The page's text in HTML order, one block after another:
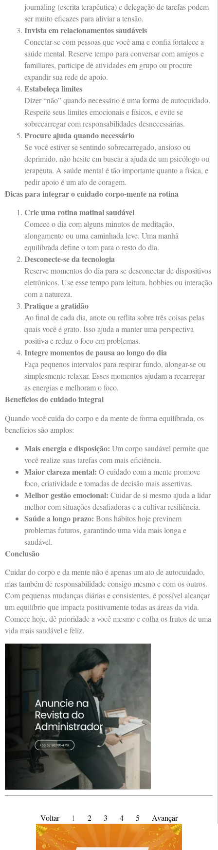
journaling (escrita terapêutica) e delegação de tarefas podem
ser muito eficazes para aliviar a tensão.
Invista em relacionamentos saudáveis
Conectar-se com pessoas que você ama e confia fortalece a
saúde mental. Reserve tempo para conversar com amigos e
familiares, participe de atividades em grupo ou procure
expandir sua rede de apoio.
Estabeleça limites
Dizer “não” quando necessário é uma forma de autocuidado.
Respeite seus limites emocionais e físicos, e evite se
sobrecarregar com responsabilidades desnecessárias.
Procure ajuda quando necessário
Se você estiver se sentindo sobrecarregado, ansioso ou
deprimido, não hesite em buscar a ajuda de um psicólogo ou
terapeuta. A saúde mental é tão importante quanto a física, e
pedir apoio é um ato de coragem.
Dicas para integrar o cuidado corpo-mente na rotina
Crie uma rotina matinal saudável
Comece o dia com alguns minutos de meditação,
alongamento ou uma caminhada leve. Uma manhã
equilibrada define o tom para o resto do dia.
Desconecte-se da tecnologia
Reserve momentos do dia para se desconectar de dispositivos
eletrônicos. Use esse tempo para leitura, hobbies ou interação
com a natureza.
Pratique a gratidão
Ao final de cada dia, anote ou reflita sobre três coisas pelas
quais você é grato. Isso ajuda a manter uma perspectiva
positiva e reduz o foco em problemas.
Integre momentos de pausa ao longo do dia
Faça pequenos intervalos para respirar fundo, alongar-se ou
simplesmente relaxar. Esses momentos ajudam a recarregar
as energias e melhoram o foco.
Benefícios do cuidado integral
Quando você cuida do corpo e da mente de forma equilibrada, os
benefícios são amplos:
Mais energia e disposição: Um corpo saudável permite que
você realize suas tarefas com mais eficiência.
Maior clareza mental: O cuidado com a mente promove
foco, criatividade e tomadas de decisão mais assertivas.
Melhor gestão emocional: Cuidar de si mesmo ajuda a lidar
melhor com situações desafiadoras e a cultivar resiliência.
Saúde a longo prazo: Bons hábitos hoje previnem
problemas futuros, garantindo uma vida mais longa e
saudável.
Conclusão
Cuidar do corpo e da mente não é apenas um ato de autocuidado,
mas também de responsabilidade consigo mesmo e com os outros.
Com pequenas mudanças diárias e consistentes, é possível alcançar
um equilíbrio que impacta positivamente todas as áreas da vida.
Comece hoje, dê prioridade a você mesmo e colha os frutos de uma
vida mais saudável e feliz.
Voltar 1 2 3 4 5 Avançar